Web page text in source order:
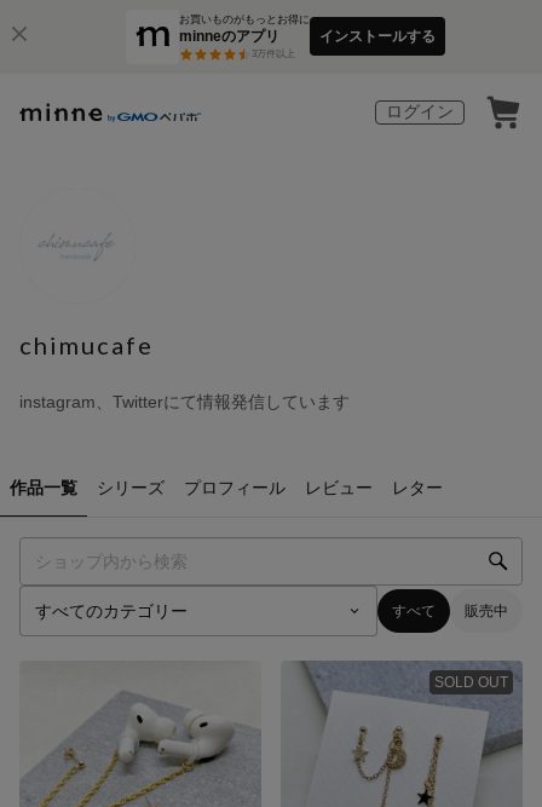
お買いものがもっとお得に
minneのアプリ
3万件以上
インストールする
ログイン
chimucafe
instagram、Twitterにて情報発信しています
作品一覧 シリーズ プロフィール レビュー レター
すべて 販売中
SOLD OUT